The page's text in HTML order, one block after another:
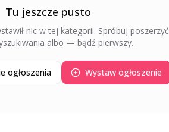
Tu jeszcze pusto
nic w tej kategorii. Spróbuj poszerzyć
albo — bądź pierwszy.
ogłoszenia Wystaw ogłoszenie